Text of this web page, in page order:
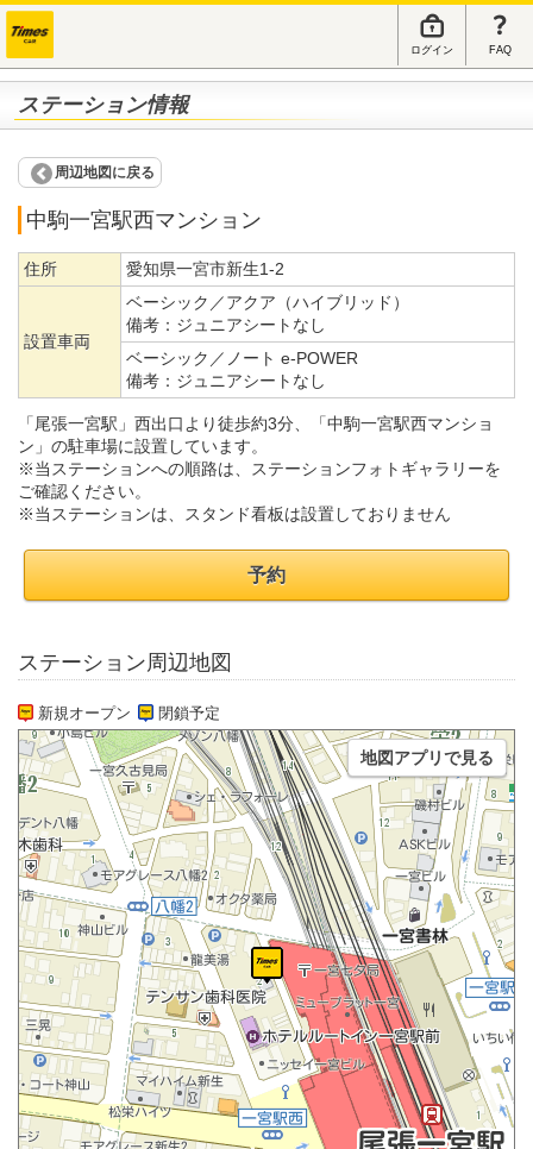
ログイン FAQ
ステーション情報
周辺地図に戻る
中駒一宮駅西マンション
住所 愛知県一宮市新生1-2
設置車両
ベーシック／アクア（ハイブリッド）
備考： ジュニアシートなし
ベーシック／ノート e-POWER
備考： ジュニアシートなし
「尾張一宮駅」西出口より徒歩約3分、「中駒一宮駅西マンショ
ン」の駐車場に設置しています。
※当ステーションへの順路は、ステーションフォトギャラリーを
ご確認ください。
※当ステーションは、スタンド看板は設置しておりません
予約
ステーション周辺地図
新規オープン 閉鎖予定
地図アプリで見る